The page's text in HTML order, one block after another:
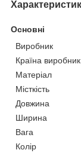
Основні
Виробник
Країна виробник
Матеріал
Місткість
Довжина
Ширина
Вага
Колір